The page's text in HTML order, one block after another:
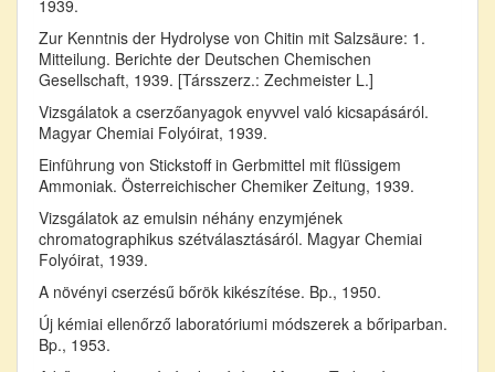
1939.
Zur Kenntnis der Hydrolyse von Chitin mit Salzsäure: 1.
Mitteilung. Berichte der Deutschen Chemischen
Gesellschaft, 1939. [Társszerz.: Zechmeister L.]
Vizsgálatok a cserzőanyagok enyvvel való kicsapásáról.
Magyar Chemiai Folyóirat, 1939.
Einführung von Stickstoff in Gerbmittel mit flüssigem
Ammoniak. Österreichischer Chemiker Zeitung, 1939.
Vizsgálatok az emulsin néhány enzymjének
chromatographikus szétválasztásáról. Magyar Chemiai
Folyóirat, 1939.
A növényi cserzésű bőrök kikészítése. Bp., 1950.
Új kémiai ellenőrző laboratóriumi módszerek a bőriparban.
Bp., 1953.